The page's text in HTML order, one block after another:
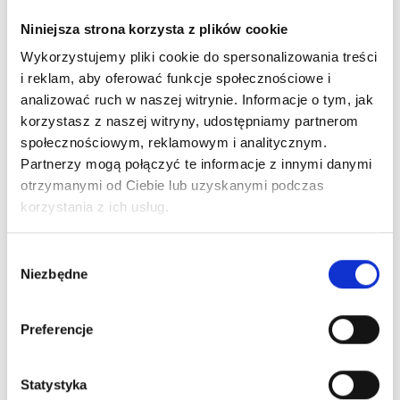
Niniejsza strona korzysta z plików cookie
Wykorzystujemy pliki cookie do spersonalizowania treści
i reklam, aby oferować funkcje społecznościowe i
analizować ruch w naszej witrynie. Informacje o tym, jak
korzystasz z naszej witryny, udostępniamy partnerom
społecznościowym, reklamowym i analitycznym.
Partnerzy mogą połączyć te informacje z innymi danymi
otrzymanymi od Ciebie lub uzyskanymi podczas
korzystania z ich usług.
zgody
Niezbędne
Preferencje
Statystyka
akceptujesz ciasteczka, są one zapisywane na Twoim
komputerze. Ciasteczko to mały, ale ważny plik
tekstowy, który jest zapisywany w Twojej
przeglądarce, aby rozpoznać Twój komputer, gdy
ponownie odwiedzasz naszą stronę. Ciasteczko to nie
jest programem i nie zawiera wirusów.
Prawie wszystkie strony internetowe obecnie używają
ciasteczek. Są one zapisywane na Twoim komputerze i
pomagają analizować, jak strona jest używana, aby
Często ciasteczka mogą być potrzebne do
zapewnienia najlepszego doświadczenia na stronie.
Informacje osobiste są zbierane anonimowo, abyśmy
oraz celowane marketingowo, w tym retargeting przez